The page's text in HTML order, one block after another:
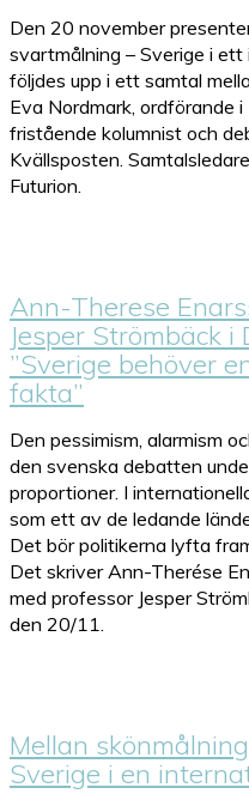
Den 20 november
svartmålning – Sverige i
följdes upp i ett samtal
Eva Nordmark, ordförande
fristående kolumnist och
Kvällsposten.
Futurion.
Ann-Therese
Jesper Strömbäck i
”Sverige behöver
fakta”
Den pessimism, alarmism
den svenska debatten
proportioner. I
som ett av de ledande
Det bör politikerna lyfta
Det skriver Ann-Therése
med professor Jesper
den 20/11.
Mellan
Sverige i en